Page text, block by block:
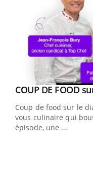
Youtube
COUP DE FOOD
Coup de food sur le
vous culinaire qui
épisode, une ...